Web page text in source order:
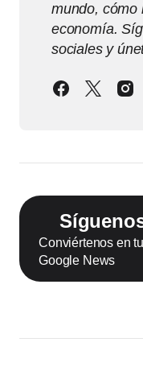
mundo, cómo
economía.
sociales y
Conviértenos en
Google News